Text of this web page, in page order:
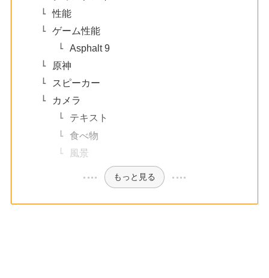
性能
ゲーム性能
Asphalt 9
原神
スピーカー
カメラ
テキスト
食べ物
風景
もっと見る